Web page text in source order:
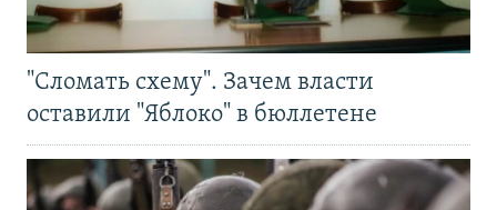
"Сломать схему". Зачем власти
оставили "Яблоко" в бюллетене